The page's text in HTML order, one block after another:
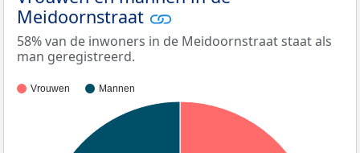
Meidoornstraat
58% van de inwoners in de Meidoornstraat staat als
man geregistreerd.
Vrouwen Mannen